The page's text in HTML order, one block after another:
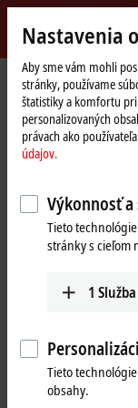
Beckhoff
-
New
Automation
Technology
Domovská
stránka
Společnost
ochrany
Vimeo. Vezmite na
Nov 23, 2021
Beckhoff
Nastavenia
Aby sme vám mohli
stránky, používame
štatistiky a komfortu
personalizovaných
právach ako
údajov.
Výkonnosť
Tieto
stránky s cieľom
1 Služba
Tieto
obsahy.